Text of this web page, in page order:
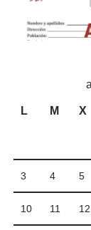
L M X
3 4 5
10 11 12